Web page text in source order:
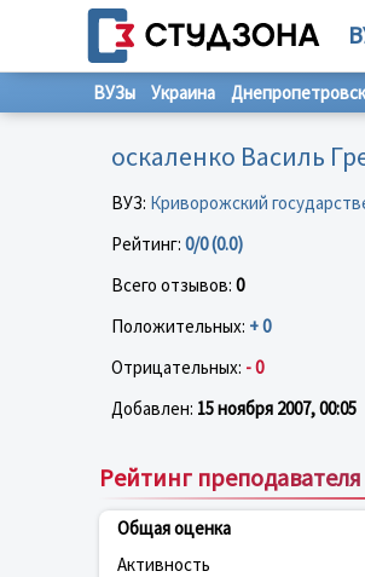
ВУЗы Украина
оскаленко Василь
ВУЗ: Криворожский
Рейтинг: 0/0 (0.0)
Всего отзывов: 0
Положительных: + 0
Отрицательных: - 0
Добавлен: 15 ноября 2007, 00:05
Рейтинг преподавателя
Общая оценка
Активность